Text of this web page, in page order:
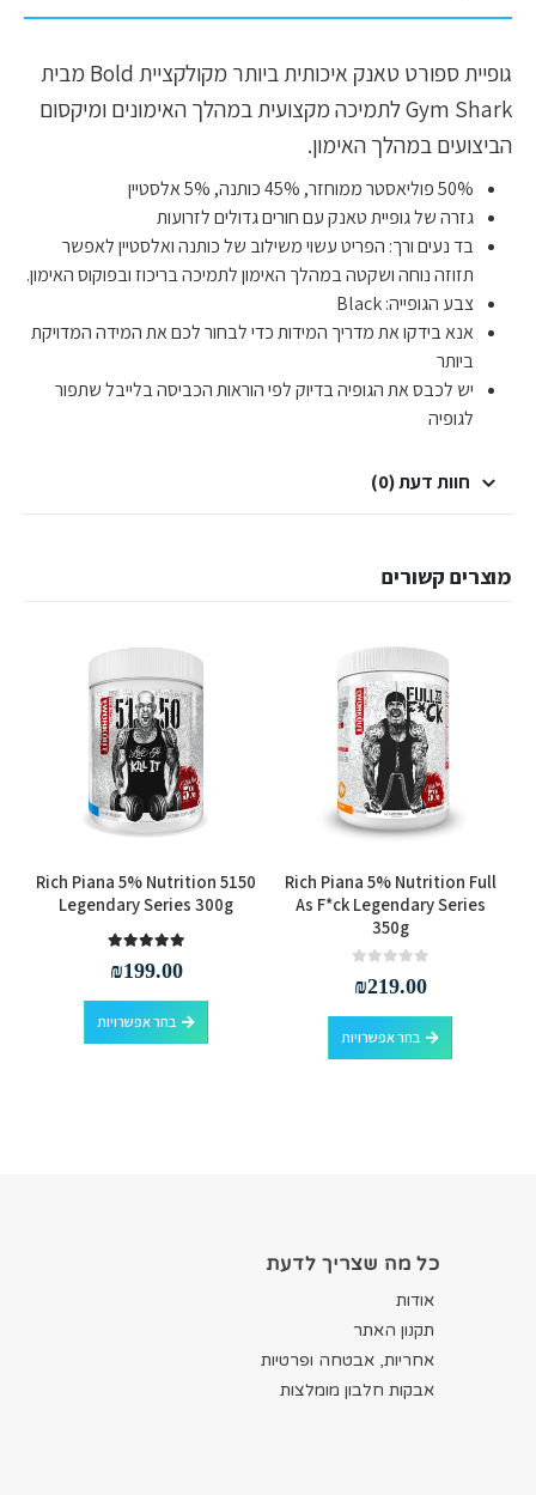
גופיית ספורט טאנק איכותית ביותר מקולקציית Bold מבית
Gym Shark לתמיכה מקצועית במהלך האימונים ומיקסום
הביצועים במהלך האימון.
50% פוליאסטר ממוחזר, 45% כותנה, 5% אלסטיין
גזרה של גופיית טאנק עם חורים גדולים לזרועות
בד נעים ורך: הפריט עשוי משילוב של כותנה ואלסטיין לאפשר
תזוזה נוחה ושקטה במהלך האימון לתמיכה בריכוז ובפוקוס האימון.
צבע הגופייה: Black
אנא בידקו את מדריך המידות כדי לבחור לכם את המידה המדויקת
ביותר
יש לכבס את הגופיה בדיוק לפי הוראות הכביסה בלייבל שתפור
לגופיה
חוות דעת (0)
מוצרים קשורים
Rich Piana 5% Nutrition Full
As F*ck Legendary Series
350g
₪219.00
בחר אפשרויות
למוצר זה יש מספר סוגים. ניתן לבחור את האפשרויות בעמוד המוצר
Rich Piana 5% Nutrition 5150
Legendary Series 300g
₪199.00
בחר אפשרויות
למוצר זה יש מספר סוגים. ניתן לבחור את האפשרויות בעמוד המוצר
כל מה שצריך לדעת
אודות
תקנון האתר
אחריות, אבטחה ופרטיות
אבקות חלבון מומלצות